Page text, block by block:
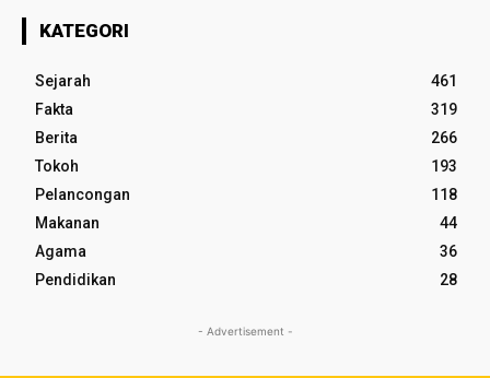
KATEGORI
Sejarah
461
Fakta
319
Berita
266
Tokoh
193
Pelancongan
118
Makanan
44
Agama
36
Pendidikan
28
- Advertisement -